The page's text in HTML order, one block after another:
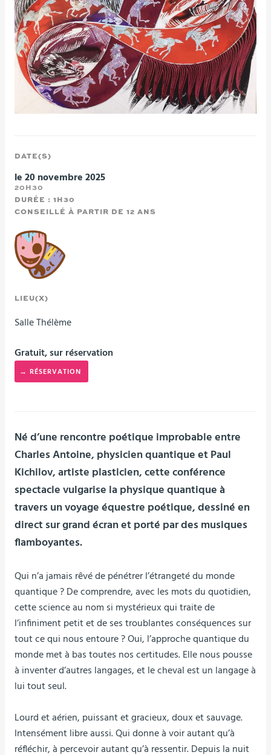
DATE(S)
le 20 novembre 2025
20H30
DURÉE : 1H30
CONSEILLÉ À PARTIR DE 12 ANS
LIEU(X)
Salle Thélème
Gratuit, sur réservation
→ RÉSERVATION
Né d’une rencontre poétique improbable entre
Charles Antoine, physicien quantique et Paul
Kichilov, artiste plasticien, cette conférence
spectacle vulgarise la physique quantique à
travers un voyage équestre poétique, dessiné en
direct sur grand écran et porté par des musiques
flamboyantes.
Qui n’a jamais rêvé de pénétrer l’étrangeté du monde
quantique ? De comprendre, avec les mots du quotidien,
cette science au nom si mystérieux qui traite de
l’infiniment petit et de ses troublantes conséquences sur
tout ce qui nous entoure ? Oui, l’approche quantique du
monde met à bas toutes nos certitudes. Elle nous pousse
à inventer d’autres langages, et le cheval est un langage à
lui tout seul.
Lourd et aérien, puissant et gracieux, doux et sauvage.
Intensément libre aussi. Qui donne à voir autant qu’à
réfléchir, à percevoir autant qu’à ressentir. Depuis la nuit